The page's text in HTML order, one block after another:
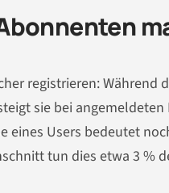
registrieren: Während
sie bei
eines Users bedeutet
tun dies etwa 3 %